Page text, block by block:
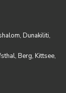
Dunakiliti,
Berg, Kittsee,